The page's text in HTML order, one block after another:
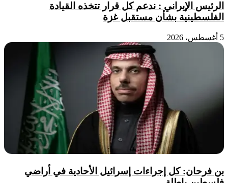
الرئيس الإيراني : ندعم كل قرار تتخذه القيادة
الفلسطينية بشأن مستقبل غزة
5 أغسطس، 2026
بن فرحان: كل إجراءات إسرائيل الأحادية في أراضي